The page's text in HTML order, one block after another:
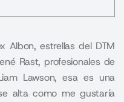
Albon, estrellas del DTM
Rast, profesionales de
Lawson, esa es una
alta como me gustaría